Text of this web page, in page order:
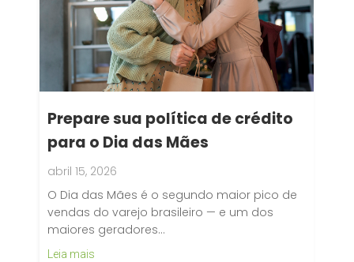
Prepare sua política de crédito
para o Dia das Mães
abril 15, 2026
O Dia das Mães é o segundo maior pico de
vendas do varejo brasileiro — e um dos
maiores geradores…
Leia mais